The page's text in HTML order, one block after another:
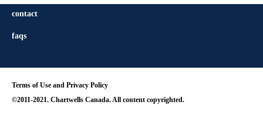
contact
faqs
Terms of Use and Privacy Policy
©2011-2021. Chartwells Canada. All content copyrighted.